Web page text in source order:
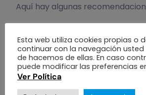
Aquí hay algunas
gafas de sol que filtren los
durante las primeras
procedimiento para
Evitar frotar los ojos:
Esta web utiliza cookies propias o
continuar con la navegación
de hacemos de ellas. En caso
puede modificar las preferencias
Ver Política